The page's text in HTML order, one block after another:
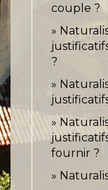
couple ?
?
fournir ?